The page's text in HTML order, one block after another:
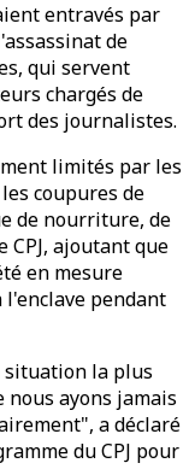
entravés par
de
qui servent
chargés de
des journalistes.
limités par les
coupures de
de nourriture, de
CPJ, ajoutant que
en mesure
l'enclave pendant
situation la plus
ayons jamais
a déclaré
du CPJ pour